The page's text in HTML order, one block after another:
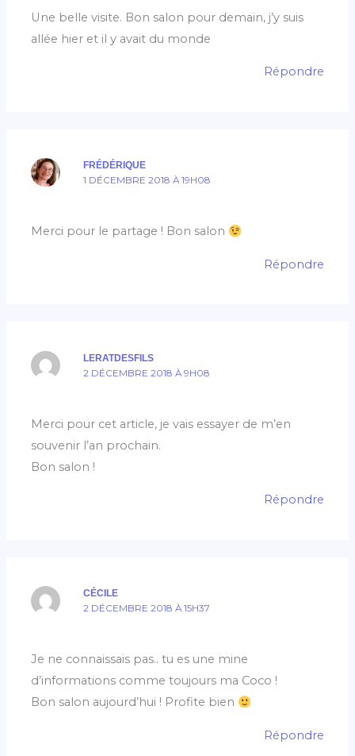
Une belle visite. Bon salon pour demain, j’y suis
allée hier et il y avait du monde
Répondre
FRÉDÉRIQUE
1 DÉCEMBRE 2018 À 19H08
Merci pour le partage ! Bon salon
Répondre
LERATDESFILS
2 DÉCEMBRE 2018 À 9H08
Merci pour cet article, je vais essayer de m’en
souvenir l’an prochain.
Bon salon !
Répondre
CÉCILE
2 DÉCEMBRE 2018 À 15H37
Je ne connaissais pas.. tu es une mine
d’informations comme toujours ma Coco !
Bon salon aujourd’hui ! Profite bien
Répondre